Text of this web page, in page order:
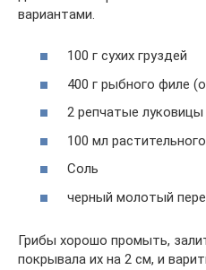
вариантами.
100 г сухих груздей
400 г рыбного филе
2 репчатые луковицы
100 мл
Соль
черный молотый
Грибы хорошо промыть,
покрывала их на 2 см, и